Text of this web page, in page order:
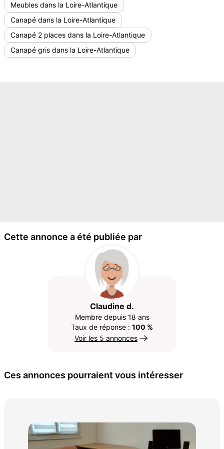
Meubles dans la Loire-Atlantique
Canapé dans la Loire-Atlantique
Canapé 2 places dans la Loire-Atlantique
Canapé gris dans la Loire-Atlantique
Cette annonce a été publiée par
Claudine d.
Membre depuis 18 ans
Taux de réponse : 100 %
Voir les 5 annonces
Ces annonces pourraient vous intéresser